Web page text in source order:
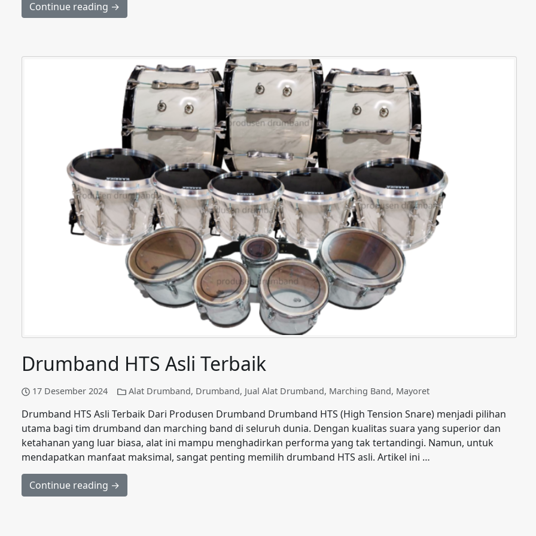
Continue reading →
Drumband HTS Asli Terbaik
17 Desember 2024 Alat Drumband, Drumband, Jual Alat Drumband, Marching Band, Mayoret
Drumband HTS Asli Terbaik Dari Produsen Drumband Drumband HTS (High Tension Snare) menjadi pilihan
utama bagi tim drumband dan marching band di seluruh dunia. Dengan kualitas suara yang superior dan
ketahanan yang luar biasa, alat ini mampu menghadirkan performa yang tak tertandingi. Namun, untuk
mendapatkan manfaat maksimal, sangat penting memilih drumband HTS asli. Artikel ini …
Continue reading →